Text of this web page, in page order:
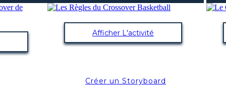
Afficher L'activité
Créer un Storyboard